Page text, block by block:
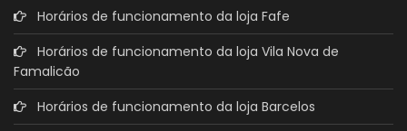
Horários de funcionamento da loja Fafe
Horários de funcionamento da loja Vila Nova de
Famalicão
Horários de funcionamento da loja Barcelos